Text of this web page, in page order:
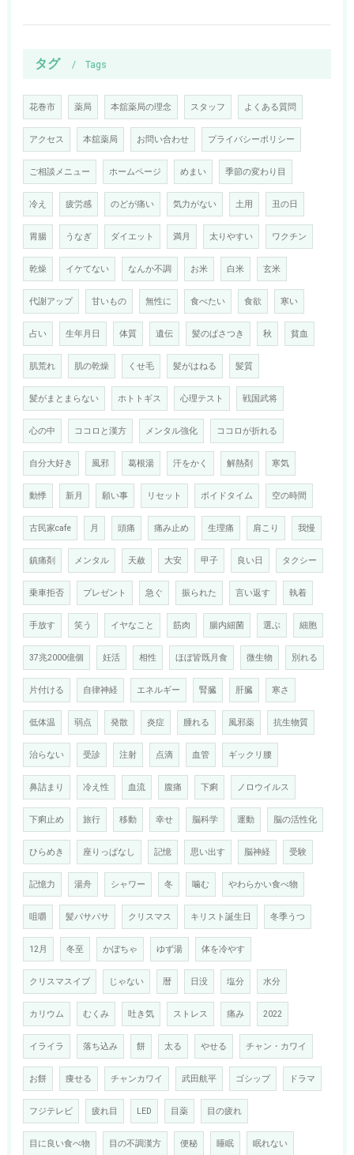
タグ Tags
花巻市 薬局 本舘薬局の理念 スタッフ よくある質問
アクセス 本舘薬局 お問い合わせ プライバシーポリシー
ご相談メニュー ホームページ めまい 季節の変わり目
冷え 疲労感 のどが痛い 気力がない 土用 丑の日
胃腸 うなぎ ダイエット 満月 太りやすい ワクチン
乾燥 イケてない なんか不調 お米 白米 玄米
代謝アップ 甘いもの 無性に 食べたい 食欲 寒い
占い 生年月日 体質 遺伝 髪のぱさつき 秋 貧血
肌荒れ 肌の乾燥 くせ毛 髪がはねる 髪質
髪がまとまらない ホトトギス 心理テスト 戦国武将
心の中 ココロと漢方 メンタル強化 ココロが折れる
自分大好き 風邪 葛根湯 汗をかく 解熱剤 寒気
動悸 新月 願い事 リセット ボイドタイム 空の時間
古民家cafe 月 頭痛 痛み止め 生理痛 肩こり 我慢
鎮痛剤 メンタル 天赦 大安 甲子 良い日 タクシー
乗車拒否 プレゼント 急ぐ 振られた 言い返す 執着
手放す 笑う イヤなこと 筋肉 腸内細菌 選ぶ 細胞
37兆2000億個 妊活 相性 ほぼ皆既月食 微生物 別れる
片付ける 自律神経 エネルギー 腎臓 肝臓 寒さ
低体温 弱点 発散 炎症 腫れる 風邪薬 抗生物質
治らない 受診 注射 点滴 血管 ギックリ腰
鼻詰まり 冷え性 血流 腹痛 下痢 ノロウイルス
下痢止め 旅行 移動 幸せ 脳科学 運動 脳の活性化
ひらめき 座りっぱなし 記憶 思い出す 脳神経 受験
記憶力 湯舟 シャワー 冬 噛む やわらかい食べ物
咀嚼 髪パサパサ クリスマス キリスト誕生日 冬季うつ
12月 冬至 かぼちゃ ゆず湯 体を冷やす
クリスマスイブ じゃない 暦 日没 塩分 水分
カリウム むくみ 吐き気 ストレス 痛み 2022
イライラ 落ち込み 餅 太る やせる チャン・カワイ
お餅 痩せる チャンカワイ 武田航平 ゴシップ ドラマ
フジテレビ 疲れ目 LED 目薬 目の疲れ
目に良い食べ物 目の不調漢方 便秘 睡眠 眠れない